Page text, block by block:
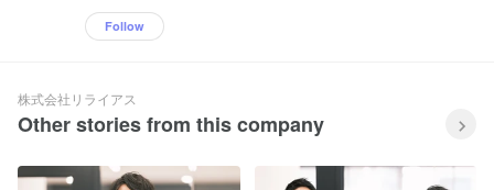
Follow
株式会社リライアス
Other stories from this company